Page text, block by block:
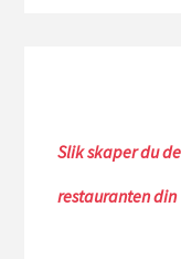
Slik skaper du
restauranten din